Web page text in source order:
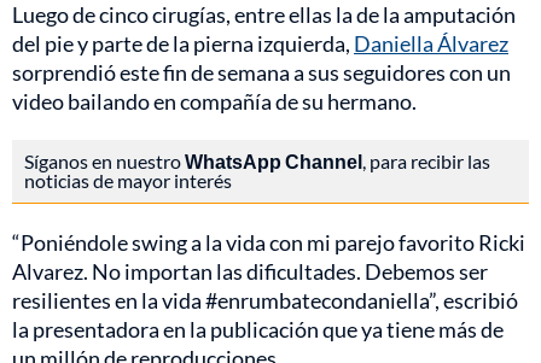
Luego de cinco cirugías, entre ellas la de la amputación
del pie y parte de la pierna izquierda, Daniella Álvarez
sorprendió este fin de semana a sus seguidores con un
video bailando en compañía de su hermano.
Síganos en nuestroWhatsApp Channel, para recibir las
noticias de mayor interés
“Poniéndole swing a la vida con mi parejo favorito Ricki
Alvarez. No importan las dificultades. Debemos ser
resilientes en la vida #enrumbatecondaniella”, escribió
la presentadora en la publicación que ya tiene más de